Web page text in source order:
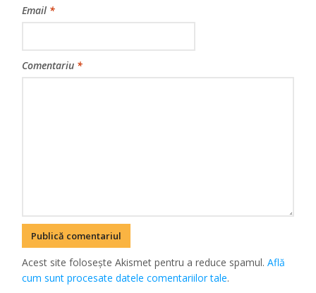
Email *
Comentariu *
Acest site folosește Akismet pentru a reduce spamul.Află
cum sunt procesate datele comentariilor tale.